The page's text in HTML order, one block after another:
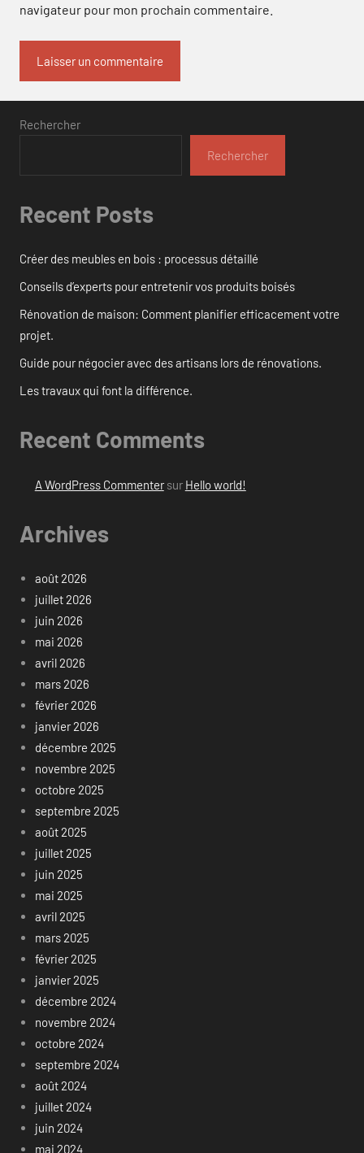
navigateur pour mon prochain commentaire.
Rechercher
Rechercher
Recent Posts
Créer des meubles en bois : processus détaillé
Conseils d’experts pour entretenir vos produits boisés
Rénovation de maison: Comment planifier efficacement votre
projet.
Guide pour négocier avec des artisans lors de rénovations.
Les travaux qui font la différence.
Recent Comments
A WordPress Commentersur Hello world!
Archives
août 2026
juillet 2026
juin 2026
mai 2026
avril 2026
mars 2026
février 2026
janvier 2026
décembre 2025
novembre 2025
octobre 2025
septembre 2025
août 2025
juillet 2025
juin 2025
mai 2025
avril 2025
mars 2025
février 2025
janvier 2025
décembre 2024
novembre 2024
octobre 2024
septembre 2024
août 2024
juillet 2024
juin 2024
mai 2024